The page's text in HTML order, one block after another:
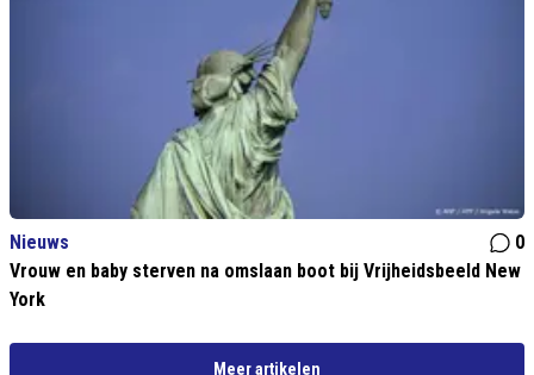
Nieuws
0
Vrouw en baby sterven na omslaan boot bij Vrijheidsbeeld New
York
Meer artikelen